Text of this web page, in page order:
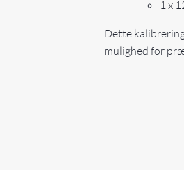
1 x
Dette
mulighed for